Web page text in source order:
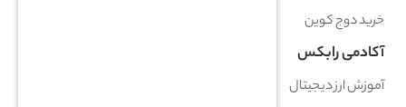
خرید دوج کوین
آکادمی رابکس
آموزش ارز دیجیتال